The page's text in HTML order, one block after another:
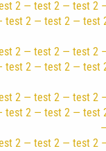
2 — test 2 — test
2 — test 2 —
2 — test 2 — test
2 — test 2 —
2 — test 2 — test
2 — test 2 —
2 — test 2 — test